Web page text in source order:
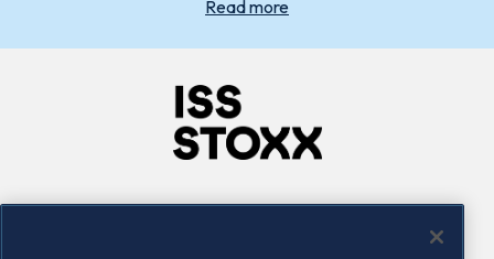
Read more